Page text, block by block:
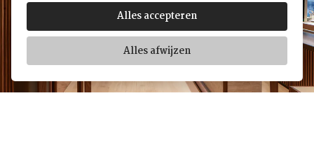
Alles accepteren
Alles afwijzen